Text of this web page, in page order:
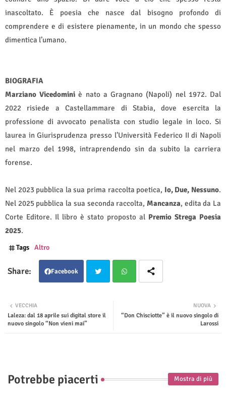
inascoltato. È poesia che nasce dal bisogno profondo di
comprendere e di esistere pienamente, in un mondo che spesso
dimentica l’umano.
BIOGRAFIA
Marziano Vicedomini è nato a Gragnano (Napoli) nel 1972. Dal
2022 risiede a Castellammare di Stabia, dove esercita la
professione di avvocato penalista con studio legale in loco. Si
laurea in Giurisprudenza presso l’Università Federico II di Napoli
nel marzo del 1998, intraprendendo sin da subito la carriera
forense.
Nel 2023 pubblica la sua prima raccolta poetica, Io, Due, Nessuno.
Nel 2025 pubblica la sua seconda raccolta, Mancanza, edita da La
Corte Editore. Il libro è stato proposto al Premio Strega Poesia
2025.
Tags Altro
Facebook
ter tsap
NUOVA
“Don Chisciotte” è il nuovo singolo di
Larossi
VECCHIA
Laleza: dal 18 aprile sui digital store il
nuovo singolo “Non vieni mai”
Potrebbe piacerti Mostra di più